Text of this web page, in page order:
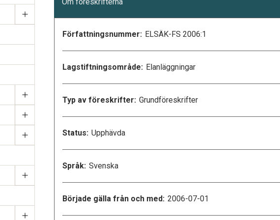
Författningsnummer: ELSÄK-FS 2006:1
Lagstiftningsområde: Elanläggningar
Typ av föreskrifter: Grundföreskrifter
Status: Upphävda
Språk: Svenska
Började gälla från och med: 2006-07-01